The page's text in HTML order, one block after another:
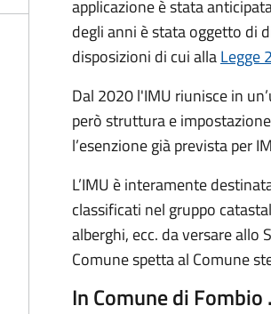
applicazione è stata
degli anni è stata oggetto di
disposizioni di cui allaLegge
Dal 2020 l'IMU riunisce in
però struttura e
l’esenzione già prevista per
L’IMU è interamente
classificati nel gruppo
alberghi, ecc. da versare
Comune spetta al Comune
In Comune di